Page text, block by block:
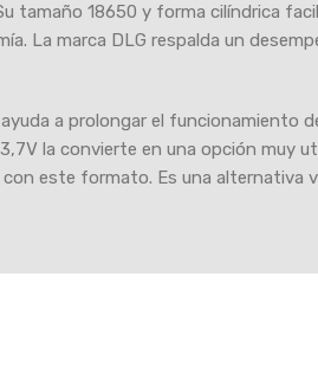
tamaño 18650 y forma cilíndrica
La marca DLG respalda un
a prolongar el funcionamiento
la convierte en una opción muy
este formato. Es una alternativa